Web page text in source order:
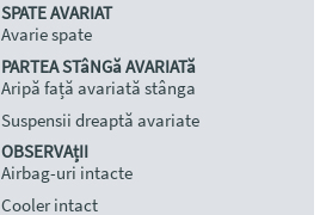
SPATE AVARIAT
Avarie spate
PARTEA STâNGă AVARIATă
Aripă față avariată stânga
Suspensii dreaptă avariate
OBSERVAțII
Airbag-uri intacte
Cooler intact